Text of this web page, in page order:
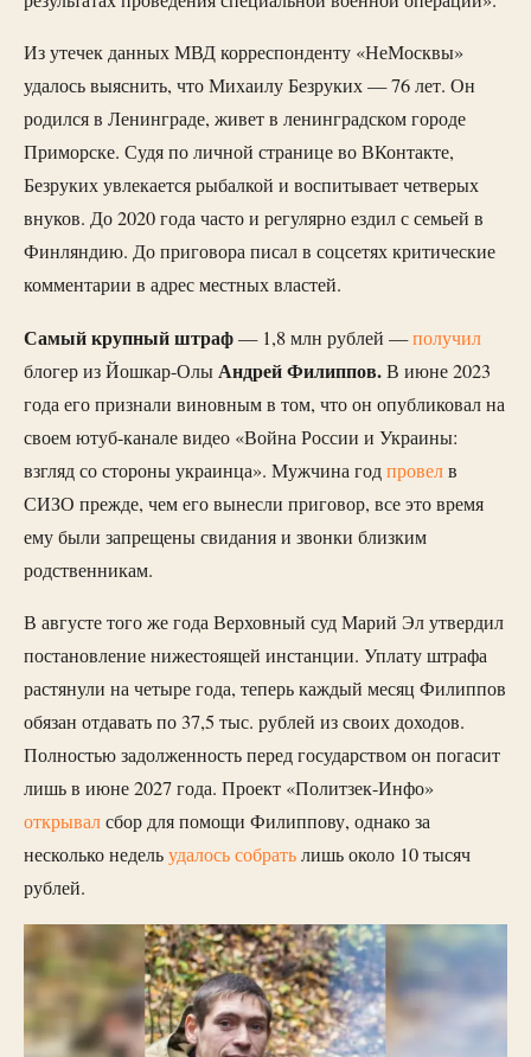
Из утечек данных МВД корреспонденту «НеМосквы»
удалось выяснить, что Михаилу Безруких — 76 лет. Он
родился в Ленинграде, живет в ленинградском городе
Приморске. Судя по личной странице во ВКонтакте,
Безруких увлекается рыбалкой и воспитывает четверых
внуков. До 2020 года часто и регулярно ездил с семьей в
Финляндию. До приговора писал в соцсетях критические
комментарии в адрес местных властей.
Самый крупный штраф— 1,8 млн рублей —получил
блогер из Йошкар-ОлыАндрей Филиппов.В июне 2023
года его признали виновным в том, что он опубликовал на
своем ютуб-канале видео «Война России и Украины:
взгляд со стороны украинца». Мужчина годпровелв
СИЗО прежде, чем его вынесли приговор, все это время
ему были запрещены свидания и звонки близким
родственникам.
В августе того же года Верховный суд Марий Эл утвердил
постановление нижестоящей инстанции. Уплату штрафа
растянули на четыре года, теперь каждый месяц Филиппов
обязан отдавать по 37,5 тыс. рублей из своих доходов.
Полностью задолженность перед государством он погасит
лишь в июне 2027 года. Проект «Политзек-Инфо»
открывалсбор для помощи Филиппову, однако за
несколько недельудалось собратьлишь около 10 тысяч
рублей.